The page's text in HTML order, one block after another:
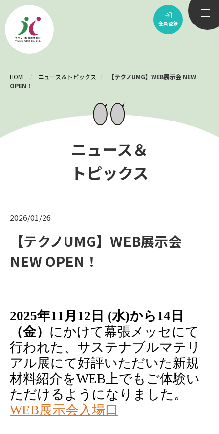
会員登録
会社情報
サステナビリティ
お客様サポート
ニュース&トピックス
採用情報
Techno-UMG America, Inc.
HOME ニュース＆トピックス
【テクノUMG】WEB展示会 NEW
OPEN！
ニュース＆
トピックス
2026/01/26
【テクノUMG】WEB展示会
NEW OPEN！
2025年11月 12 日 (水)から 14 日
（金） にかけて幕張メッセにて
行われた、 サステナブルマテリ
アル展にて好評いただいた新規
材料紹介をWEB上でもご体験い
ただけるようになりました。
WEB展示会入場口